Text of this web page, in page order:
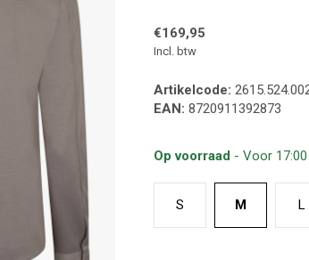
€169,95
Incl. btw
Artikelcode:
EAN: 8720911392873
Op voorraad - Voor
S M L